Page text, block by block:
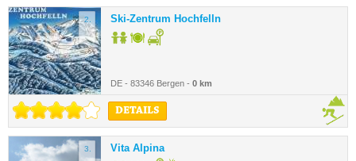
2. Ski-Zentrum Hochfelln
DE - 83346 Bergen - 0 km
DETAILS
3. Vita Alpina